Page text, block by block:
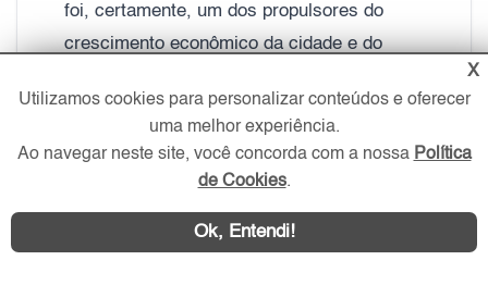
foi, certamente, um dos propulsores do
crescimento econômico da cidade e do
estar em um local privilegiado.
TODOS PROCURAM PELA LAPA, ENTENDA O MOTIVO:
X
Utilizamos cookies para personalizar conteúdos e oferecer
uma melhor experiência.
Ao navegar neste site, você concorda com a nossa Política
de Cookies.
Ok, Entendi!